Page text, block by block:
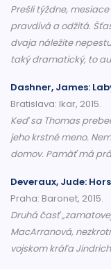
Prešli týždne,
pravdivá a odžitá.
dvaja náležite
taký dramatický, to
Dashner, James:
Bratislava: Ikar, 2015.
Keď sa Thomas
jeho krstné meno.
domov. Pamäť má
Deveraux, Jude:
Praha: Baronet, 2015.
Druhá časť
MacArranová,
vojskom kráľa